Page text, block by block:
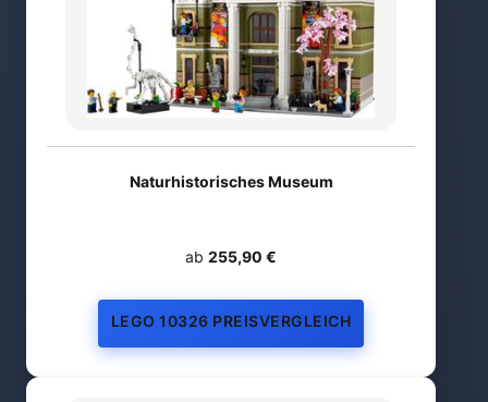
Naturhistorisches Museum
ab 255,90 €
LEGO 10326 PREISVERGLEICH